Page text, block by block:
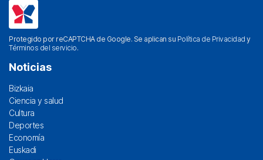
Protegido por reCAPTCHA de Google. Se aplican su Política de Privacidad y
Términos del servicio.
Noticias
Bizkaia
Ciencia y salud
Cultura
Deportes
Economía
Euskadi